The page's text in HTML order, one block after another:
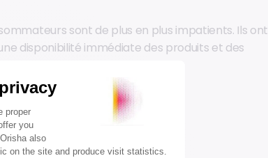
sont de plus en plus impatients. Ils ont
disponibilité immédiate des produits et des
besoins client